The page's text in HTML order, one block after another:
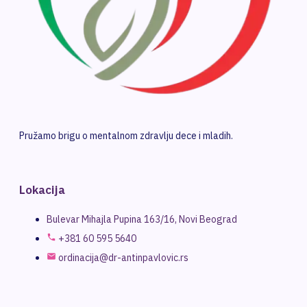
Pružamo brigu o mentalnom zdravlju dece i mladih.
Lokacija
Bulevar Mihajla Pupina 163/16, Novi Beograd
+381 60 595 5640
ordinacija@dr-antinpavlovic.rs